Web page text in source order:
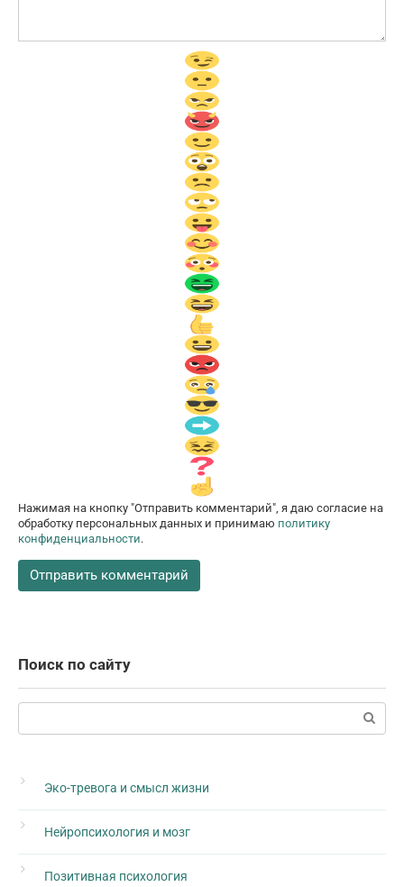
Нажимая на кнопку "Отправить комментарий", я даю согласие на
обработку персональных данных и принимаю политику
конфиденциальности.
Поиск по сайту
Поиск:
Эко-тревога и смысл жизни
Нейропсихология и мозг
Позитивная психология